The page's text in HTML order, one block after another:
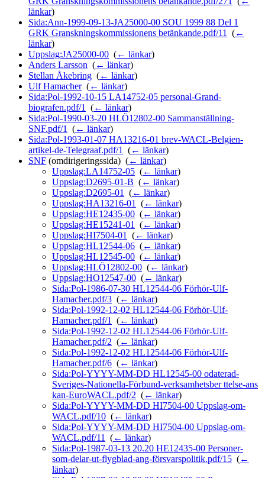
länkar)
Sida:Ann-1999-09-13-JA25000-00 SOU 1999 88 Del 1
GRK Granskningskommissionens betänkande.pdf/11
(←
länkar)
Uppslag:JA25000-00 (← länkar)
Anders Larsson (← länkar)
Stellan Åkebring (← länkar)
Ulf Hamacher‎ (← länkar)
Sida:Pol-1992-10-15 LA14752-05 personal-Grand-
biografen.pdf/1
(← länkar)
Sida:Pol-1990-03-20 HLÖ12802-00 Sammanställning-
SNF.pdf/1
(← länkar)
Sida:Pol-1993-01-07 HA13216-01 brev-WACL-Belgien-
artikel-de-Telegraaf.pdf/1
(← länkar)
SNF (omdirigeringssida) ‎ (← länkar)
Uppslag:LA14752-05 (← länkar)
Uppslag:D2695-01-B (← länkar)
Uppslag:D2695-01
(← länkar)
Uppslag:HA13216-01
(← länkar)
Uppslag:HE12435-00 (← länkar)
Uppslag:HE15241-01
(← länkar)
Uppslag:HI7504-01
(← länkar)
Uppslag:HL12544-06 (← länkar)
Uppslag:HL12545-00 (← länkar)
Uppslag:HLÖ12802-00 (← länkar)
Uppslag:HO12547-00 (← länkar)
Sida:Pol-1986-07-30 HL12544-06 Förhör-Ulf-
Hamacher.pdf/3 (← länkar)
Sida:Pol-1992-12-02 HL12544-06 Förhör-Ulf-
Hamacher.pdf/1
(← länkar)
Sida:Pol-1992-12-02 HL12544-06 Förhör-Ulf-
Hamacher.pdf/2 (← länkar)
Sida:Pol-1992-12-02 HL12544-06 Förhör-Ulf-
Hamacher.pdf/6 (← länkar)
Sida:Pol-YYYY-MM-DD HL12545-00 odaterad-
Sveriges-Nationella-Förbund-verksamhetsber ttelse-ans
kan-EuroWACL.pdf/2 (← länkar)
Sida:Pol-YYYY-MM-DD HI7504-00 Uppslag-om-
WACL.pdf/10 (← länkar)
Sida:Pol-YYYY-MM-DD HI7504-00 Uppslag-om-
WACL.pdf/11
(← länkar)
Sida:Pol-1987-03-13 20.20 HE12435-00 Personer-
som-delar-ut-flygblad-ang-försvarspolitik.pdf/15 (←
länkar)